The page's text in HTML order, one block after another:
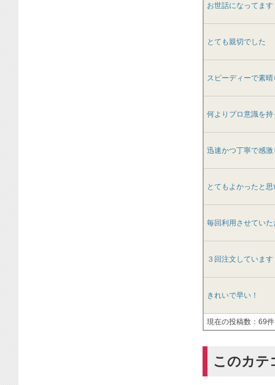
お世話になってます
とても親切でした
スピーディーで素
何よりプロ意識を
迅速かつ丁寧で感激
とてもよかったと
毎回利用させてい
３回注文しています
きれいで早い！
現在の投稿数：69件
このカテ